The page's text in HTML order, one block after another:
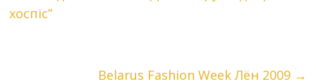
хоспіс”
Belarus Fashion Week Лён 2009 →